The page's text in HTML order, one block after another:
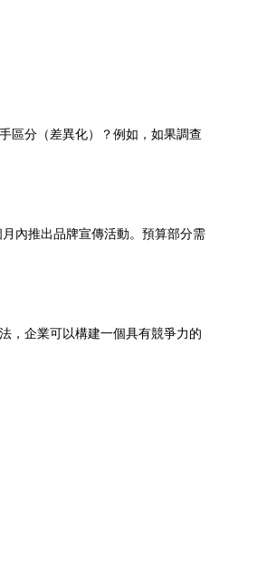
區分（差異化）？例如，如果調查
內推出品牌宣傳活動。預算部分需
，企業可以構建一個具有競爭力的